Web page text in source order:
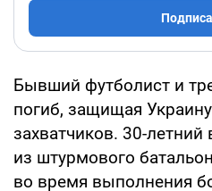
Бывший футболист и
погиб, защищая
захватчиков. 30-
из штурмового
во время выполнения